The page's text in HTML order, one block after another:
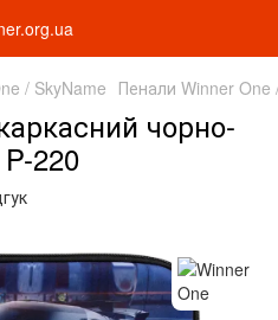
/ SkyName Пенали Winner One
чорно-
220